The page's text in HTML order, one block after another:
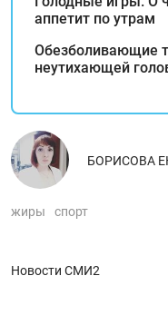
аппетит по утрам
Обезболивающие
неутихающей
БОРИСОВА
жиры спорт
Новости СМИ2